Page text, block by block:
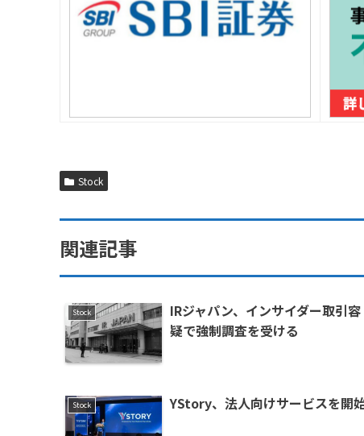
Stock
関連記事
Stock
IRジャパン、インサイダー取引容
疑で強制調査を受ける
Stock YStory、法人向けサービスを開